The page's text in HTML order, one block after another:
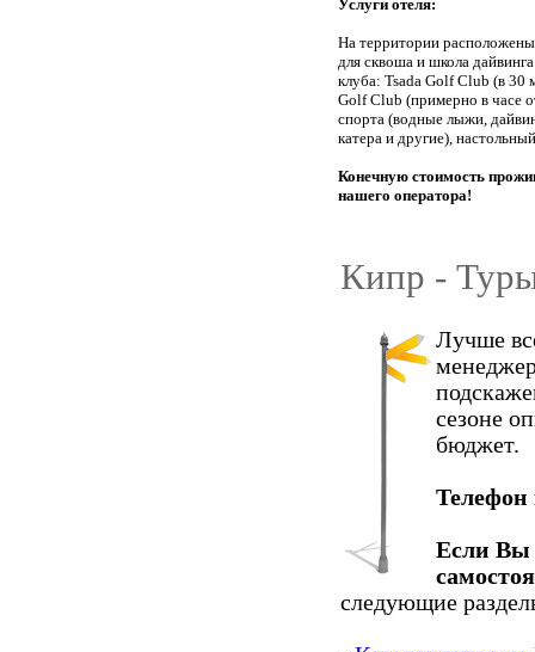
Услуги отеля:
На территории
для сквоша и школа
клуба: Tsada Golf Club (в
Golf Club (примерно в часе
спорта (водные лыжи,
катера и другие),
Конечную стоимость
нашего оператора!
Кипр -
Лучше
сезоне
бюджет.
Если Вы
следующие